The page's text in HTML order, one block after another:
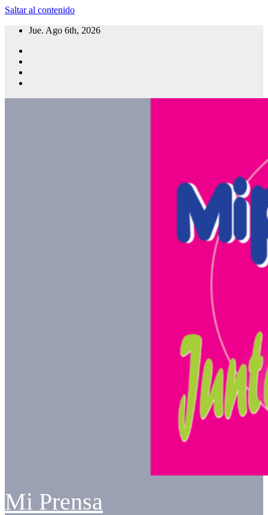
Saltar al contenido
Jue. Ago 6th, 2026
Mi Prensa